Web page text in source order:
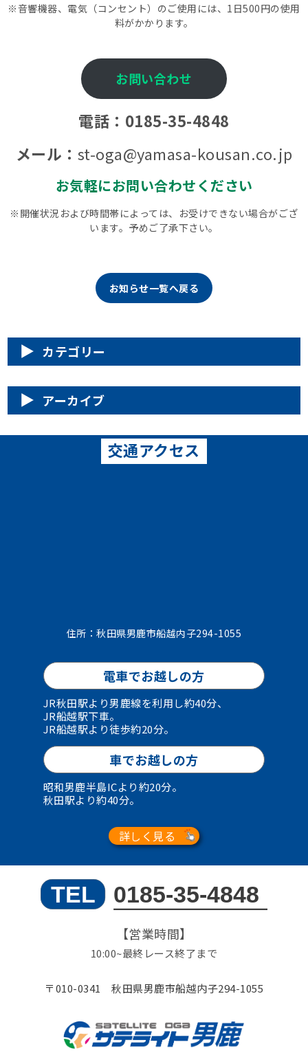
※音響機器、電気（コンセント）のご使用には、1日500円の使用
料がかかります。
お問い合わせ
電話： 0185-35-4848
メール： st-oga@yamasa-kousan.co.jp
お気軽にお問い合わせください
※開催状況および時間帯によっては、お受けできない場合がござ
います。予めご了承下さい。
お知らせ一覧へ戻る
カテゴリー
アーカイブ
交通アクセス
住所：秋田県男鹿市船越内子294-1055
電車でお越しの方
JR秋田駅より男鹿線を利用し約40分、
JR船越駅下車。
JR船越駅より徒歩約20分。
車でお越しの方
昭和男鹿半島ICより約20分。
秋田駅より約40分。
詳しく見る
【営業時間】
10:00~最終レース終了まで
〒010-0341 秋田県男鹿市船越内子294-1055